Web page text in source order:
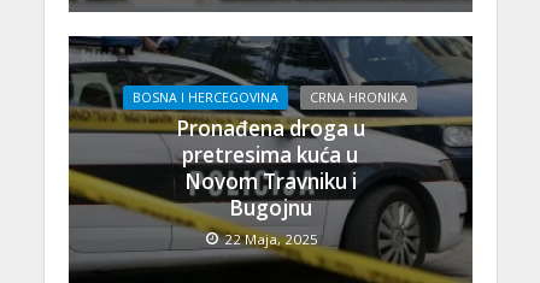
BOSNA I HERCEGOVINA CRNA HRONIKA
Pronađena droga u
pretresima kuća u
Novom Travniku i
Bugojnu
22 Maja, 2025